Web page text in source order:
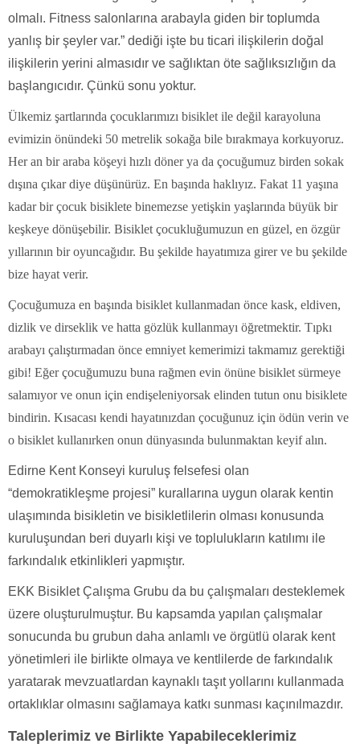
olmalı. Fitness salonlarına arabayla giden bir toplumda
yanlış bir şeyler var.” dediği işte bu ticari ilişkilerin doğal
ilişkilerin yerini almasıdır ve sağlıktan öte sağlıksızlığın da
başlangıcıdır. Çünkü sonu yoktur.
Ülkemiz şartlarında çocuklarımızı bisiklet ile değil karayoluna
evimizin önündeki 50 metrelik sokağa bile bırakmaya korkuyoruz.
Her an bir araba köşeyi hızlı döner ya da çocuğumuz birden sokak
dışına çıkar diye düşünürüz. En başında haklıyız. Fakat 11 yaşına
kadar bir çocuk bisiklete binemezse yetişkin yaşlarında büyük bir
keşkeye dönüşebilir. Bisiklet çocukluğumuzun en güzel, en özgür
yıllarının bir oyuncağıdır. Bu şekilde hayatımıza girer ve bu şekilde
bize hayat verir.
Çocuğumuza en başında bisiklet kullanmadan önce kask, eldiven,
dizlik ve dirseklik ve hatta gözlük kullanmayı öğretmektir. Tıpkı
arabayı çalıştırmadan önce emniyet kemerimizi takmamız gerektiği
gibi! Eğer çocuğumuzu buna rağmen evin önüne bisiklet sürmeye
salamıyor ve onun için endişeleniyorsak elinden tutun onu bisiklete
bindirin. Kısacası kendi hayatınızdan çocuğunuz için ödün verin ve
o bisiklet kullanırken onun dünyasında bulunmaktan keyif alın.
Edirne Kent Konseyi kuruluş felsefesi olan
“demokratikleşme projesi” kurallarına uygun olarak kentin
ulaşımında bisikletin ve bisikletlilerin olması konusunda
kuruluşundan beri duyarlı kişi ve toplulukların katılımı ile
farkındalık etkinlikleri yapmıştır.
EKK Bisiklet Çalışma Grubu da bu çalışmaları desteklemek
üzere oluşturulmuştur. Bu kapsamda yapılan çalışmalar
sonucunda bu grubun daha anlamlı ve örgütlü olarak kent
yönetimleri ile birlikte olmaya ve kentlilerde de farkındalık
yaratarak mevzuatlardan kaynaklı taşıt yollarını kullanmada
ortaklıklar olmasını sağlamaya katkı sunması kaçınılmazdır.
Taleplerimiz ve Birlikte Yapabileceklerimiz